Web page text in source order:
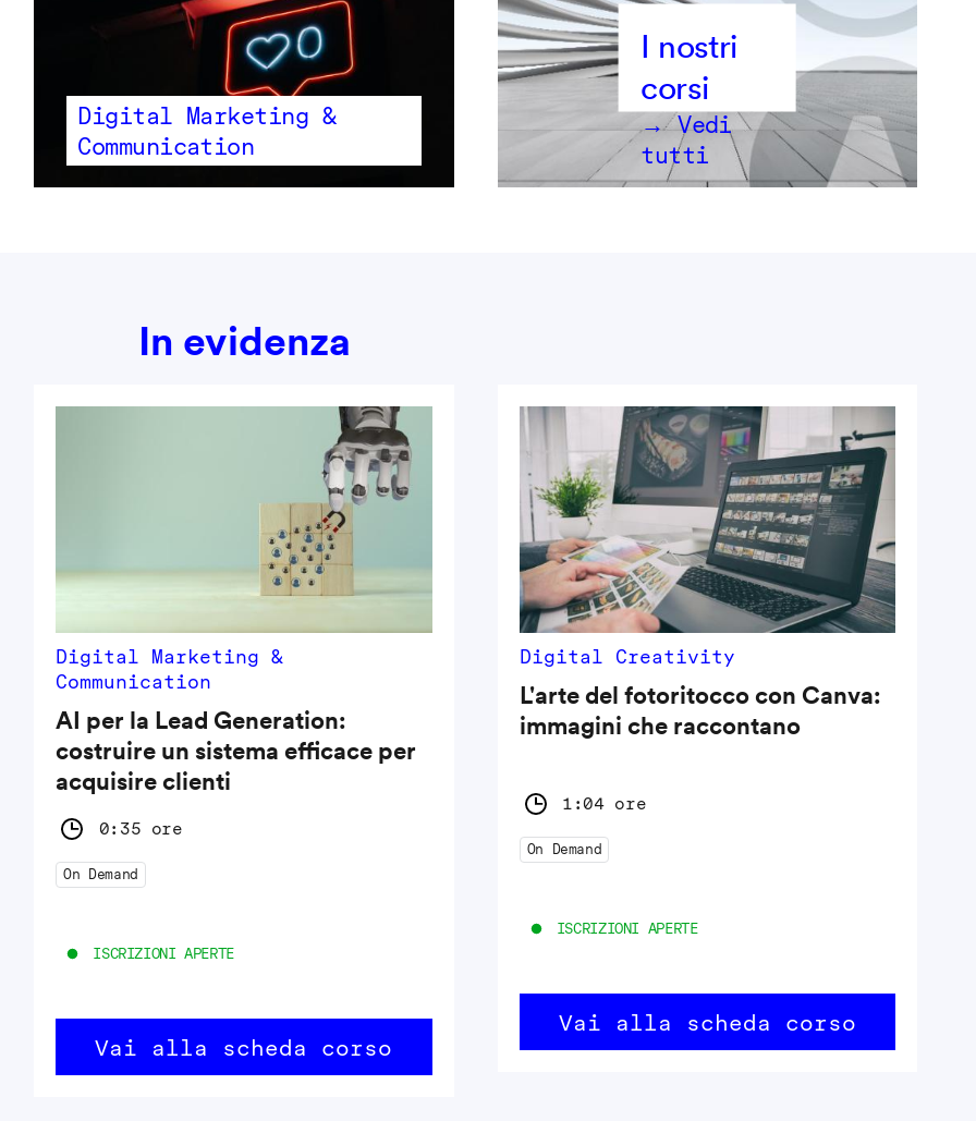
Digital Marketing &
Communication
→ Vedi
tutti
In evidenza
Digital Marketing &
Communication
AI per la Lead Generation:
costruire un sistema efficace per
acquisire clienti
0:35 ore
On Demand
ISCRIZIONI APERTE
Vai alla scheda corso
Digital Creativity
L'arte del fotoritocco con Canva:
immagini che raccontano
1:04 ore
On Demand
ISCRIZIONI APERTE
Vai alla scheda corso